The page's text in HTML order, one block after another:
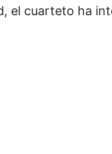
el cuarteto ha